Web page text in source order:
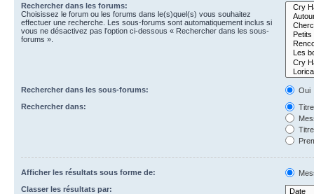
Rechercher dans les forums:
Choisissez le forum ou les forums dans le(s)quel(s) vous souhaitez
effectuer une recherche. Les sous-forums sont automatiquement inclus si
vous ne désactivez pas l’option ci-dessous « Rechercher dans les sous-
forums ».
Rechercher dans les sous-forums:
Oui
Rechercher dans:
Afficher les résultats sous forme de:
Classer les résultats par: